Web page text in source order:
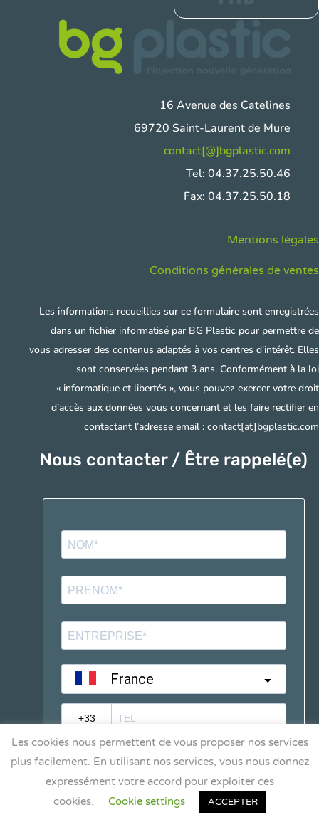
16 Avenue des Catelines
69720 Saint-Laurent de Mure
contact[@]bgplastic.com
Tel: 04.37.25.50.46
Fax: 04.37.25.50.18
Mentions légales
Conditions générales de ventes
Les informations recueillies sur ce formulaire sont enregistrées
dans un fichier informatisé par BG Plastic pour permettre de
vous adresser des contenus adaptés à vos centres d’intérêt. Elles
sont conservées pendant 3 ans. Conformément à la loi
« informatique et libertés », vous pouvez exercer votre droit
d’accès aux données vous concernant et les faire rectifier en
contactant l’adresse email : contact[at]bgplastic.com
Nous contacter / Être rappelé(e)
Les cookies nous permettent de vous proposer nos services
plus facilement. En utilisant nos services, vous nous donnez
expressément votre accord pour exploiter ces
cookies.
Cookie settings ACCEPTER